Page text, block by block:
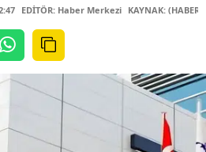
EDİTÖR: Haber Merkezi KAYNAK: (HABER